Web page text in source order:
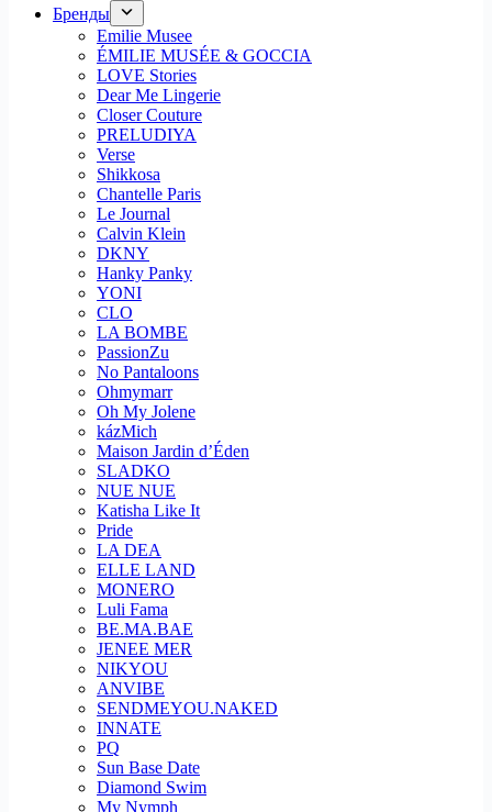
Бренды
Emilie Musee
ÉMILIE MUSÉE & GOCCIA
LOVE Stories
Dear Me Lingerie
Closer Couture
PRELUDIYA
Verse
Shikkosa
Chantelle Paris
Le Journal
Calvin Klein
DKNY
Hanky Panky
YONI
CLO
LA BOMBE
PassionZu
No Pantaloons
Ohmymarr
Oh My Jolene
kázMich
Maison Jardin d’Éden
SLADKO
NUE NUE
Katisha Like It
Pride
LA DEA
ELLE LAND
MONERO
Luli Fama
BE.MA.BAE
JENEE MER
NIKYOU
ANVIBE
SENDMEYOU.NAKED
INNATE
PQ
Sun Base Date
Diamond Swim
My Nymph